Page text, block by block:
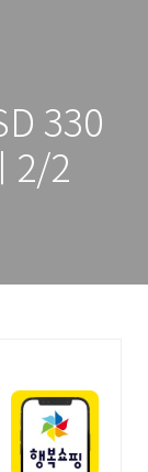
330
2/2